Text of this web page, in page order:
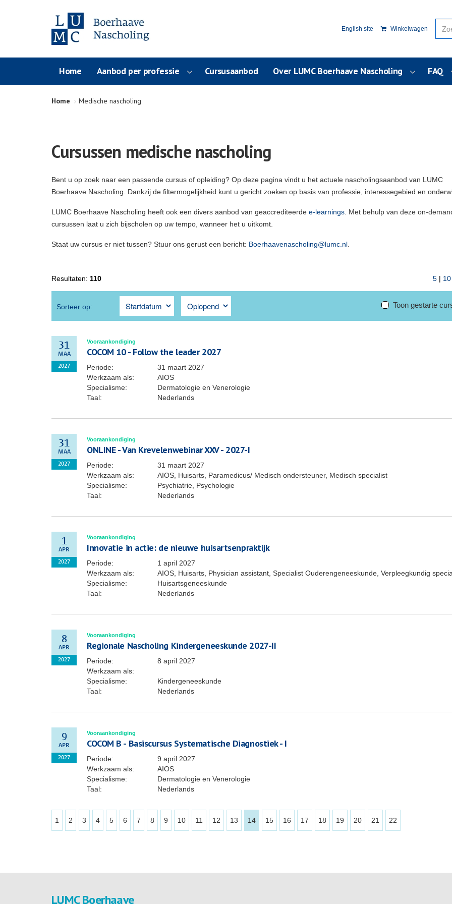
English site Winkelwagen
Home Aanbod per professie Cursusaanbod Over LUMC Boerhaave Nascholing FAQ
Home Medische nascholing
Cursussen medische nascholing
Bent u op zoek naar een passende cursus of opleiding? Op deze pagina vindt u het actuele nascholingsaanbod van LUMC
Boerhaave Nascholing. Dankzij de filtermogelijkheid kunt u gericht zoeken op basis van professie, interessegebied en
LUMC Boerhaave Nascholing heeft ook een divers aanbod van geaccrediteerde e-learnings . Met behulp van deze on-
cursussen laat u zich bijscholen op uw tempo, wanneer het u uitkomt.
Staat uw cursus er niet tussen? Stuur ons gerust een bericht: Boerhaavenascholing@lumc.nl
Resultaten: 110 5| 10
Sorteer op: Toon gestarte
31
MAA
2027
Vooraankondiging
COCOM 10 - Follow the leader 2027
Periode:
31 maart 2027
Werkzaam als:
AIOS
Specialisme:
Dermatologie en Venerologie
Taal:
Nederlands
31
MAA
2027
Vooraankondiging
ONLINE - Van Krevelenwebinar XXV - 2027-I
Periode:
31 maart 2027
Werkzaam als:
AIOS, Huisarts, Paramedicus/ Medisch ondersteuner, Medisch specialist
Specialisme:
Psychiatrie, Psychologie
Taal:
Nederlands
1
APR
2027
Vooraankondiging
Innovatie in actie: de nieuwe huisartsenpraktijk
Periode:
1 april 2027
Werkzaam als:
AIOS, Huisarts, Physician assistant, Specialist Ouderengeneeskunde, Verpleegkundig
Specialisme:
Huisartsgeneeskunde
Taal:
Nederlands
8
APR
2027
Vooraankondiging
Regionale Nascholing Kindergeneeskunde 2027-II
Periode:
8 april 2027
Werkzaam als:
Specialisme:
Kindergeneeskunde
Taal:
Nederlands
9
APR
2027
Vooraankondiging
COCOM B - Basiscursus Systematische Diagnostiek - I
Periode:
9 april 2027
Werkzaam als:
AIOS
Specialisme:
Dermatologie en Venerologie
Taal:
Nederlands
1 2 3 4 5 6 7 8 9 10 11 12 13 14 15 16 17 18 19 20 21 22
LUMC Boerhaave